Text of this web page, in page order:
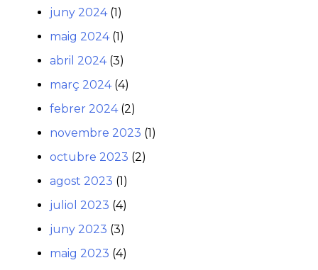
juny 2024(1)
maig 2024(1)
abril 2024(3)
març 2024(4)
febrer 2024(2)
novembre 2023 (1)
octubre 2023 (2)
agost 2023 (1)
juliol 2023 (4)
juny 2023 (3)
maig 2023 (4)